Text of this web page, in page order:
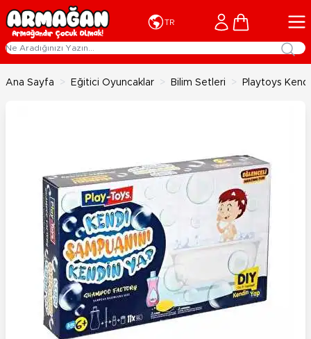
İçeriğe geç
TR Cart
Ana Sayfa > Eğitici Oyuncaklar > Bilim Setleri > Playtoys